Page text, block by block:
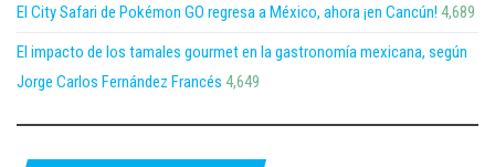
El City Safari de Pokémon GO regresa a México, ahora ¡en Cancún! 4,689
El impacto de los tamales gourmet en la gastronomía mexicana, según
Jorge Carlos Fernández Francés 4,649